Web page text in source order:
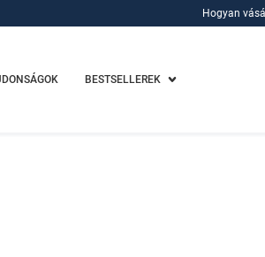
Hogyan
BESTSELLEREK